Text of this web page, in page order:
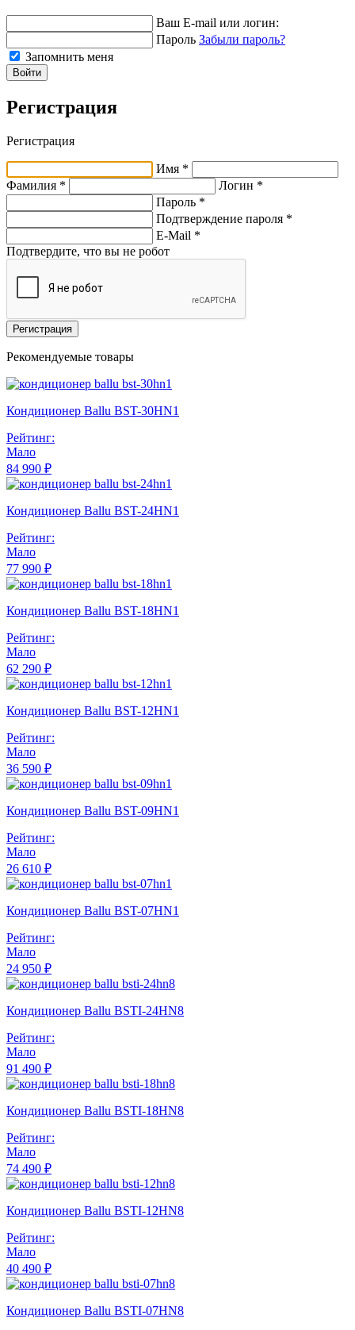
Ваш E-mail или логин:
Пароль Забыли пароль?
Запомнить меня
Войти
Регистрация
Регистрация
Имя *
Фамилия *
Логин *
Пароль *
Подтверждение пароля *
E-Mail *
Подтвердите, что вы не робот
Регистрация
Рекомендуемые товары
Кондиционер Ballu BST-30HN1
Рейтинг:
Мало
84 990 ₽
Кондиционер Ballu BST-24HN1
Рейтинг:
Мало
77 990 ₽
Кондиционер Ballu BST-18HN1
Рейтинг:
Мало
62 290 ₽
Кондиционер Ballu BST-12HN1
Рейтинг:
Мало
36 590 ₽
Кондиционер Ballu BST-09HN1
Рейтинг:
Мало
26 610 ₽
Кондиционер Ballu BST-07HN1
Рейтинг:
Мало
24 950 ₽
Кондиционер Ballu BSTI-24HN8
Рейтинг:
Мало
91 490 ₽
Кондиционер Ballu BSTI-18HN8
Рейтинг:
Мало
74 490 ₽
Кондиционер Ballu BSTI-12HN8
Рейтинг:
Мало
40 490 ₽
Кондиционер Ballu BSTI-07HN8